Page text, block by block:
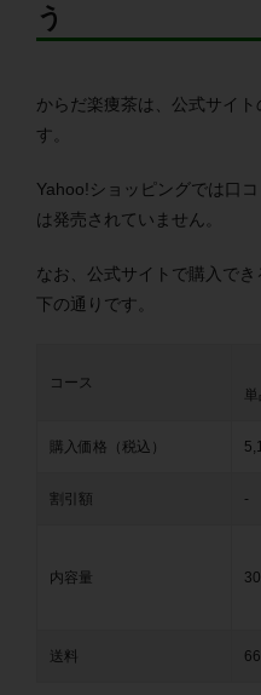
う
からだ楽痩茶は、公式サイ
す。
Yahoo!ショッピングでは口
は発売されていません。
なお、公式サイトで購入で
下の通りです。
コース
購入価格（税込）
割引額 -
内容量
送料